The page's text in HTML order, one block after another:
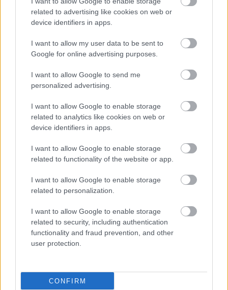
related to advertising like cookies on web or
device identifiers in apps.
I want to allow my user data to be sent to
Google for online advertising purposes.
I want to allow Google to send me
personalized advertising.
I want to allow Google to enable storage
related to analytics like cookies on web or
device identifiers in apps.
I want to allow Google to enable storage
related to functionality of the website or app.
I want to allow Google to enable storage
related to personalization.
I want to allow Google to enable storage
related to security, including authentication
functionality and fraud prevention, and other
user protection.
CONFIRM
Διαβάζονται αυτή τη στιγμή
Τράπεζες: Στα 55,5 εκατ. ευρώ ο λογαριασμός
από τα δάνεια του ν. Κατσέλη
Νέο Χωροταξικό Τουρισμού: Οι νέες «κόκκινες
γραμμές» για το περιβάλλον και τι αλλάζει σε
Τα ανοιχτά μέτωπα για την ενίσχυση της